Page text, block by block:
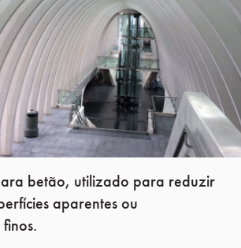
betão, utilizado para reduzir
aparentes ou